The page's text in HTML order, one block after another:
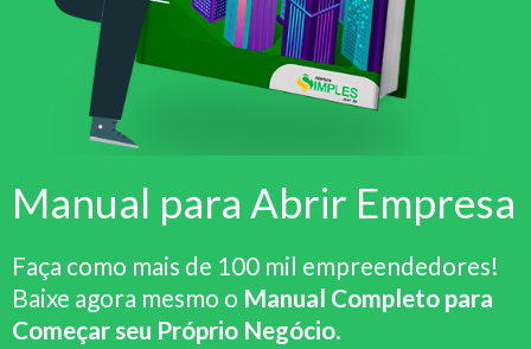
Manual para Abrir Empresa
Faça como mais de 100 mil empreendedores!
Baixe agora mesmo o Manual Completo para
Começar seu Próprio Negócio.